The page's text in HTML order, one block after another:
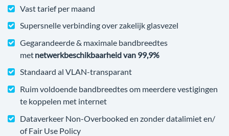
Vast tarief per maand
Supersnelle verbinding over zakelijk glasvezel
Gegarandeerde & maximale bandbreedtes
metnetwerkbeschikbaarheid van 99,9%
Standaard al VLAN-transparant
Ruim voldoende bandbreedtes om meerdere vestigingen
te koppelen met internet
Dataverkeer Non-Overbooked en zonder datalimiet en/
of Fair Use Policy